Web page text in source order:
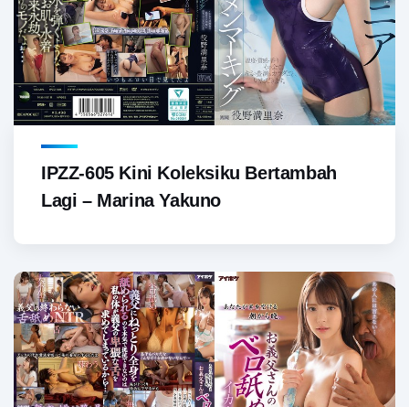
IPZZ-605 Kini Koleksiku Bertambah
Lagi – Marina Yakuno